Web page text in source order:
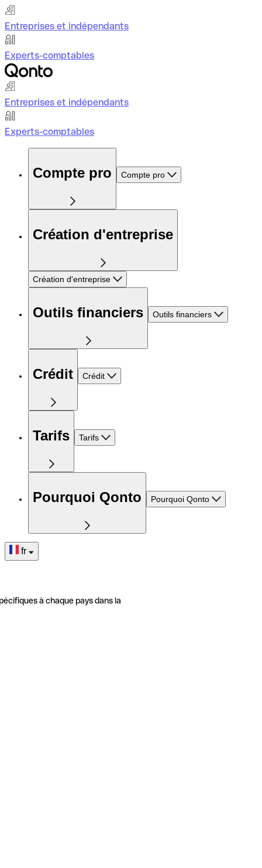
Entreprises et indépendants
Experts-comptables
Entreprises et indépendants
Experts-comptables
Compte pro Compte pro
Création d'entreprise
Création d'entreprise
Outils financiers Outils financiers
Crédit Crédit
Tarifs Tarifs
Pourquoi Qonto Pourquoi Qonto
fr
à chaque pays dans la